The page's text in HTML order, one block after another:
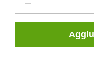
porcellanato